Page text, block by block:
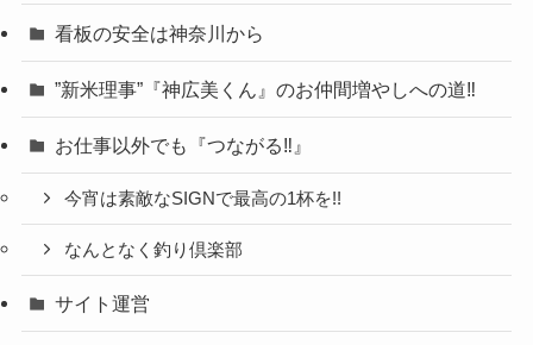
看板の安全は神奈川から
”新米理事”『神広美くん』のお仲間増やしへの道‼
お仕事以外でも『つながる‼』
今宵は素敵なSIGNで最高の1杯を!!
なんとなく釣り倶楽部
サイト運営